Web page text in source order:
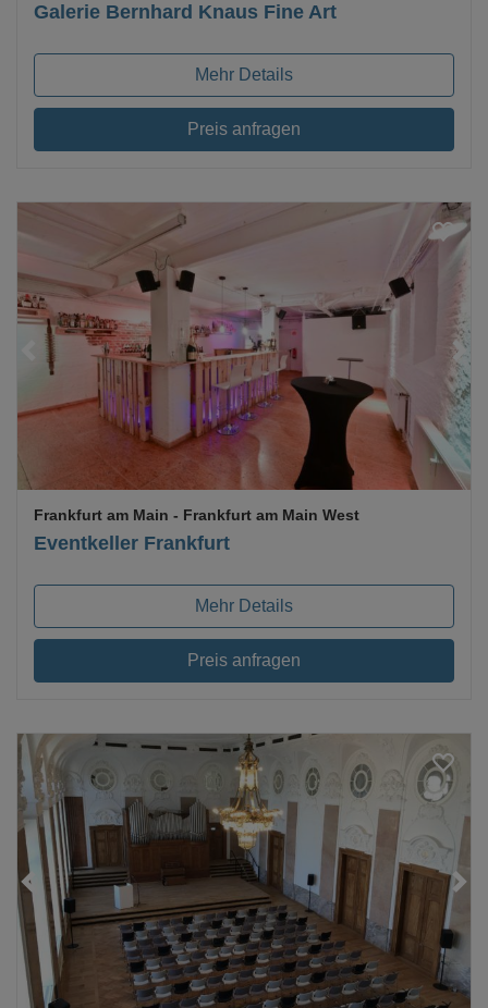
Galerie Bernhard Knaus Fine Art
Mehr Details
Preis anfragen
Loading...
Eventkeller Frankfurt
Frankfurt am Main - Frankfurt am Main West
Mehr Details
Preis anfragen
Loading...